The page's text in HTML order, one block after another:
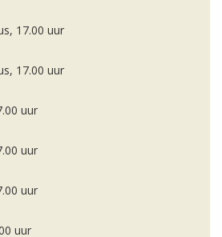
17.00 uur
17.00 uur
uur
uur
uur
uur